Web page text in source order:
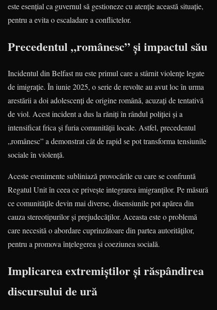
este esențial ca guvernul să gestioneze cu atenție această situație,
pentru a evita o escaladare a conflictelor.
Precedentul „românesc” și impactul său
Incidentul din Belfast nu este primul care a stârnit violențe legate
de imigrație. În iunie 2025, o serie de revolte au avut loc în urma
arestării a doi adolescenți de origine română, acuzați de tentativă
de viol. Acest incident a dus la răniți în rândul poliției și a
intensificat frica și furia comunității locale. Astfel, precedentul
„românesc” a demonstrat cât de rapid se pot transforma tensiunile
sociale în violență.
Aceste evenimente subliniază provocările cu care se confruntă
Regatul Unit în ceea ce privește integrarea imigranților. Pe măsură
ce comunitățile devin mai diverse, disensiunile pot apărea din
cauza stereotipurilor și prejudecăților. Aceasta este o problemă
care necesită o abordare cuprinzătoare din partea autorităților,
pentru a promova înțelegerea și coeziunea socială.
Implicarea extremiștilor și răspândirea
discursului de ură